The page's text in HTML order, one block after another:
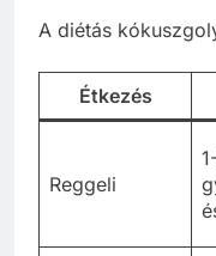
A diétás
Étkezés
Reggeli